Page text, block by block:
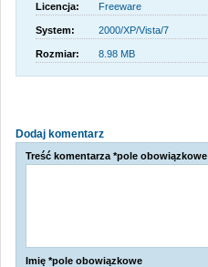
Licencja: Freeware
System: 2000/XP/Vista/7
Rozmiar: 8.98 MB
Dodaj komentarz
Treść komentarza *pole obowiązkowe
Imię *pole obowiązkowe